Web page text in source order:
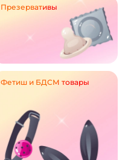
Презервативы
Фетиш и БДСМ товары